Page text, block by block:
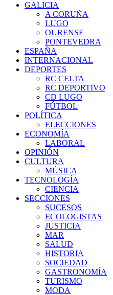
GALICIA
A CORUÑA
LUGO
OURENSE
PONTEVEDRA
ESPAÑA
INTERNACIONAL
DEPORTES
RC CELTA
RC DEPORTIVO
CD LUGO
FÚTBOL
POLÍTICA
ELECCIONES
ECONOMÍA
LABORAL
OPINIÓN
CULTURA
MÚSICA
TECNOLOGÍA
CIENCIA
SECCIONES
SUCESOS
ECOLOGISTAS
JUSTICIA
MAR
SALUD
HISTORIA
SOCIEDAD
GASTRONOMÍA
TURISMO
MODA